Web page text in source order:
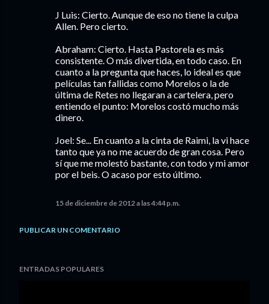
J Luis: Cierto. Aunque de eso no tiene la culpa
Allen. Pero cierto.
Abraham: Cierto. Hasta Pastorela es más
consistente. O más divertida, en todo caso. En
cuanto a la pregunta que haces, lo ideal es que
películas tan fallidas como Morelos o la de
última de Retes no llegaran a cartelera, pero
entiendo el punto: Morelos costó mucho más
dinero.
Joel: Se... En cuanto a la cinta de Raimi, la vi hace
tanto que ya no me acuerdo de gran cosa. Pero
sí que me molestó bastante, con todo y mi amor
por el beis. O acaso por esto último.
15 de diciembre de 2012 a las 4:44 p.m.
PUBLICAR UN COMENTARIO
ENTRADAS POPULARES